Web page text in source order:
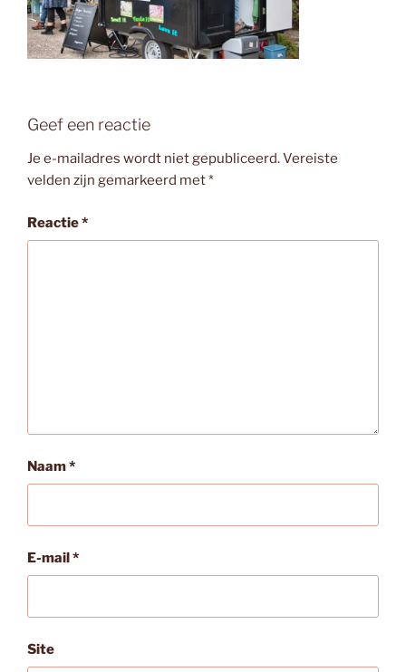
Geef een reactie
Je e-mailadres wordt niet gepubliceerd.Vereiste
velden zijn gemarkeerd met*
Reactie*
Naam*
E-mail*
Site